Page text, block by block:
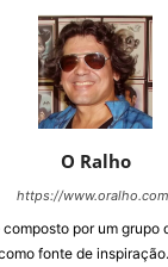
O Ralho
https://
composto por um
fonte de